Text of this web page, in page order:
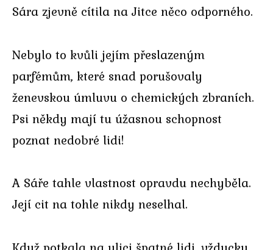
Sára zjevně cítila na Jitce něco odporného.
Nebylo to kvůli jejím přeslazeným
parfémům, které snad porušovaly
ženevskou úmluvu o chemických zbraních.
Psi někdy mají tu úžasnou schopnost
poznat nedobré lidi!
A Sáře tahle vlastnost opravdu nechyběla.
Její cit na tohle nikdy neselhal.